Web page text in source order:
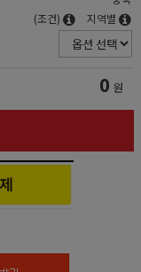
(조건) 지역별
0 원